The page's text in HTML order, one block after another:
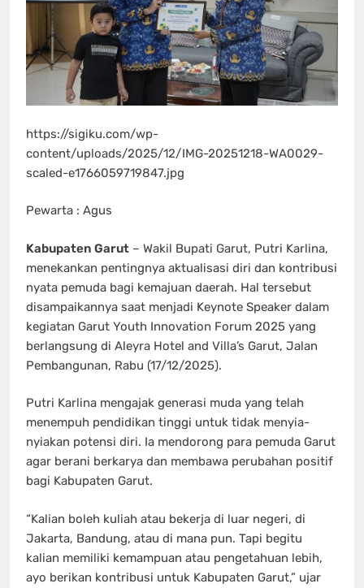
https://sigiku.com/wp-
content/uploads/2025/12/IMG-20251218-WA0029-
scaled-e1766059719847.jpg
Pewarta : Agus
Kabupaten Garut – Wakil Bupati Garut, Putri Karlina,
menekankan pentingnya aktualisasi diri dan kontribusi
nyata pemuda bagi kemajuan daerah. Hal tersebut
disampaikannya saat menjadi Keynote Speaker dalam
kegiatan Garut Youth Innovation Forum 2025 yang
berlangsung di Aleyra Hotel and Villa’s Garut, Jalan
Pembangunan, Rabu (17/12/2025).
Putri Karlina mengajak generasi muda yang telah
menempuh pendidikan tinggi untuk tidak menyia-
nyiakan potensi diri. Ia mendorong para pemuda Garut
agar berani berkarya dan membawa perubahan positif
bagi Kabupaten Garut.
“Kalian boleh kuliah atau bekerja di luar negeri, di
Jakarta, Bandung, atau di mana pun. Tapi begitu
kalian memiliki kemampuan atau pengetahuan lebih,
ayo berikan kontribusi untuk Kabupaten Garut,” ujar